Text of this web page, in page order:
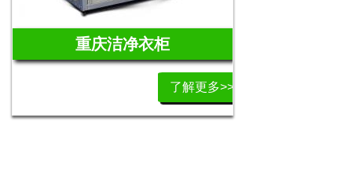
重庆洁净衣柜
了解更多>>